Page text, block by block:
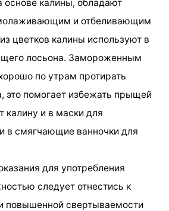
основе калины, обладают
и отбеливающим
цветков калины используют в
лосьона. Замороженным
по утрам протирать
помогает избежать прыщей
калину и в маски для
в смягчающие ванночки для
для употребления
следует отнестись к
повышенной свертываемости